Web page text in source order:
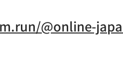
@online-